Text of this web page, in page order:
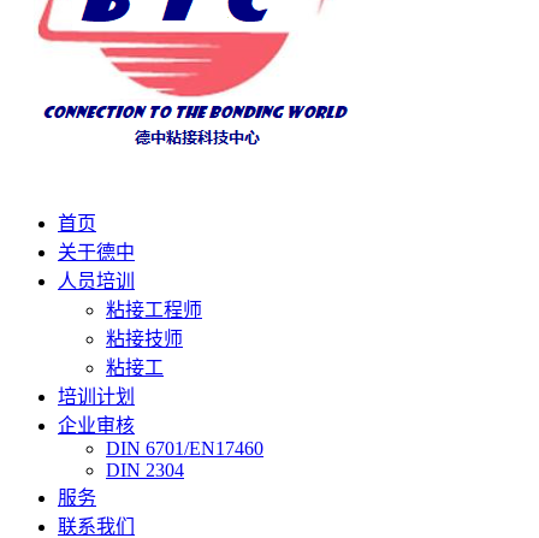
首页
关于德中
人员培训
粘接工程师
粘接技师
粘接工
培训计划
企业审核
DIN 6701/EN17460
DIN 2304
服务
联系我们